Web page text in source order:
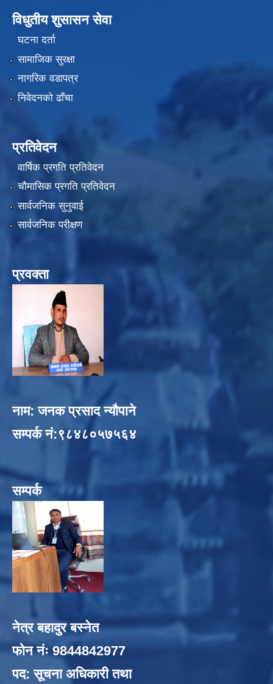
विधुतीय शुसासन सेवा
घटना दर्ता
सामाजिक सुरक्षा
नागरिक वडापत्र
निवेदनको ढाँचा
प्रतिवेदन
वार्षिक प्रगति प्रतिवेदन
चौमासिक प्रगति प्रतिवेदन
सार्वजनिक सुनुवाई
सार्वजनिक परीक्षण
प्रवक्ता
नाम: जनक प्रसाद न्यौपाने
सम्पर्क नं:९८४८०५७५६४
सम्पर्क
नेत्र बहादुर बस्नेत
फोन नंः 9844842977
पद: सूचना अधिकारी तथा